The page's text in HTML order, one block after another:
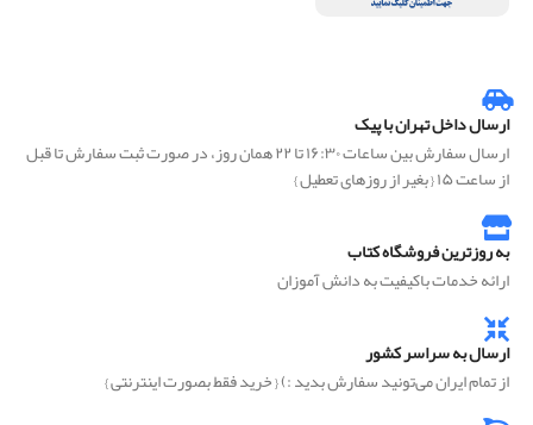
ارسال داخل تهران با پیک
ارسال سفارش بین ساعات ۱۶:۳۰ تا ۲۲ همان روز، در صورت ثبت سفارش تا قبل
از ساعت ۱۵ { بغیر از روزهای تعطیل }
به روزترین فروشگاه کتاب
ارائه خدمات باکیفیت به دانش آموزان
ارسال به سراسر کشور
از تمام ایران می‌تونید سفارش بدید :) { خرید فقط بصورت اینترنتی }